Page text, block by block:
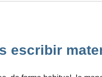
escribir